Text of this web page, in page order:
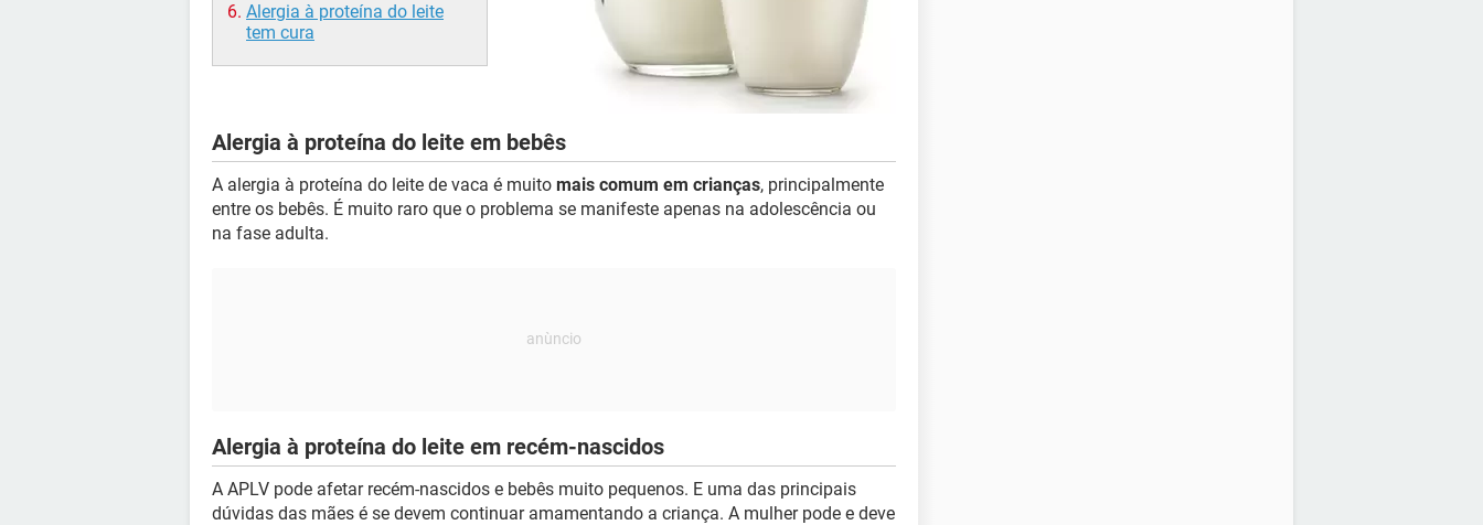
Alergia à proteína do leite
tem cura
Alergia à proteína do leite em bebês
A alergia à proteína do leite de vaca é muito mais comum em crianças, principalmente
entre os bebês. É muito raro que o problema se manifeste apenas na adolescência ou
na fase adulta.
Alergia à proteína do leite em recém-nascidos
A APLV pode afetar recém-nascidos e bebês muito pequenos. E uma das principais
dúvidas das mães é se devem continuar amamentando a criança. A mulher pode e deve